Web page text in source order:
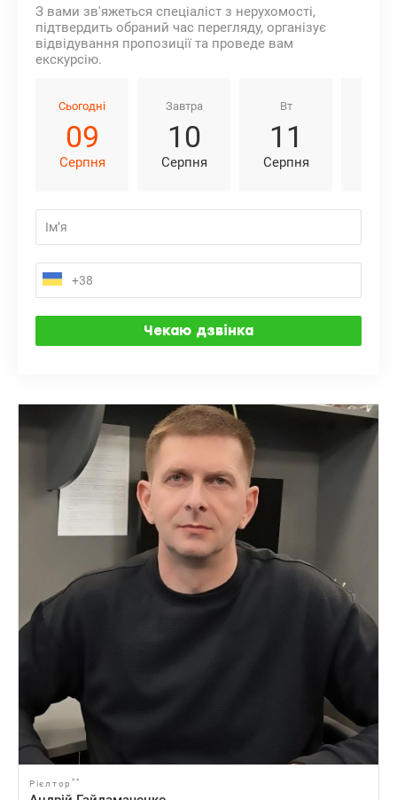
З вами зв'яжеться спеціаліст з нерухомості,
підтвердить обраний час перегляду, організує
відвідування пропозиції та проведе вам
екскурсію.
Сьогодні
09
Серпня
Завтра
10
Серпня
Вт
11
Серпня
Рієлтор **